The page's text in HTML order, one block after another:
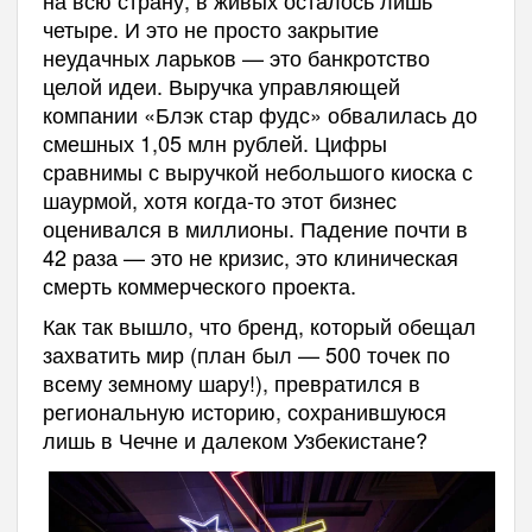
четыре. И это не просто закрытие
неудачных ларьков — это банкротство
целой идеи. Выручка управляющей
компании «Блэк стар фудс» обвалилась до
смешных 1,05 млн рублей. Цифры
сравнимы с выручкой небольшого киоска с
шаурмой, хотя когда-то этот бизнес
оценивался в миллионы. Падение почти в
42 раза — это не кризис, это клиническая
смерть коммерческого проекта.
Как так вышло, что бренд, который обещал
захватить мир (план был — 500 точек по
всему земному шару!), превратился в
региональную историю, сохранившуюся
лишь в Чечне и далеком Узбекистане?